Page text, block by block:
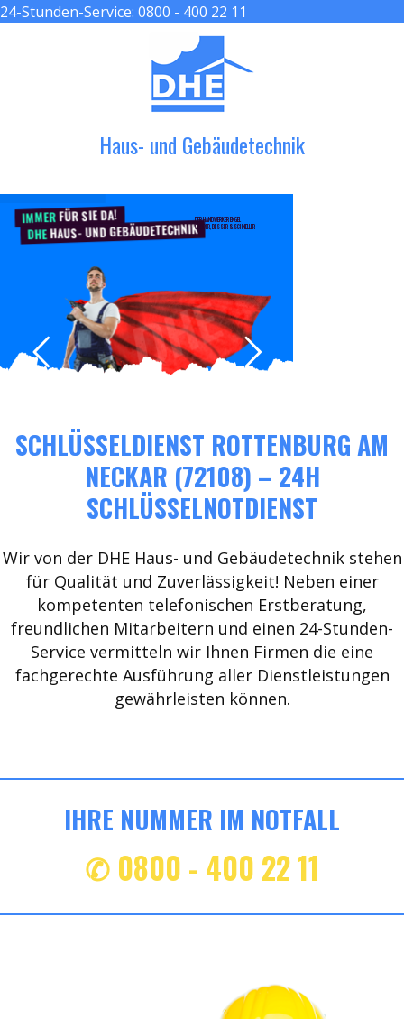
24-Stunden-Service: 0800 - 400 22 11
Haus- und Gebäudetechnik
IMMERFÜR SIE DA!
DHEHAUS- UND GEBÄUDETECHNIK
DER HANDWERKER ENGEL
GRÖßER, BESSER & SCHNELLER
SCHLÜSSELDIENST ROTTENBURG AM
NECKAR (72108) – 24H
SCHLÜSSELNOTDIENST
Wir von der DHE Haus- und Gebäudetechnik stehen
für Qualität und Zuverlässigkeit! Neben einer
kompetenten telefonischen Erstberatung,
freundlichen Mitarbeitern und einen 24-Stunden-
Service vermitteln wir Ihnen Firmen die eine
fachgerechte Ausführung aller Dienstleistungen
gewährleisten können.
IHRE NUMMER IM NOTFALL
✆ 0800 - 400 22 11